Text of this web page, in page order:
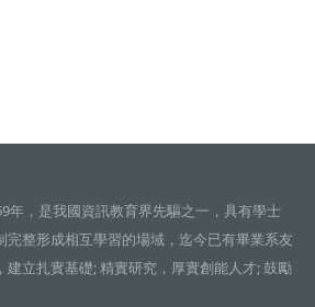
年，是我國資訊教育界先驅之一，具有學士
完整形成相互學習的場域，迄今已有畢業系友
立扎實基礎; 精實研究，厚實創能人才; 鼓勵